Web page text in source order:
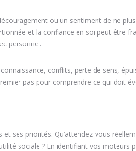
ou un sentiment de ne
et la confiance en soi peut être
personnel.
conflits, perte de sens,
pas pour comprendre ce qui doit
ses priorités. Qu’attendez-vous
sociale ? En identifiant vos moteurs